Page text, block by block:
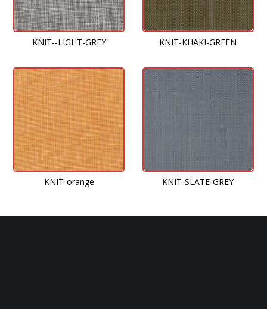
KNIT-KHAKI-GREEN
KNIT--LIGHT-GREY
KNIT-orange KNIT-SLATE-GREY